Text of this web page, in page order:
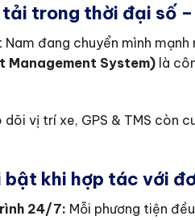
tải trong thời đại số
đang chuyển mình
Management System)là
vị trí xe, GPS & TMS còn
bật khi hợp tác với
24/7: Mỗi phương tiện